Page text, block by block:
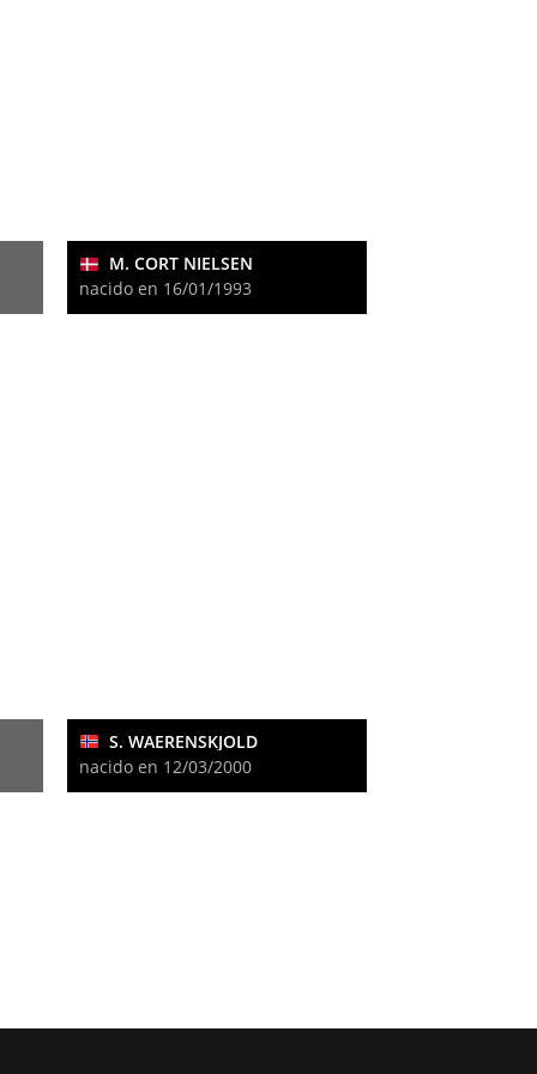
M. CORT NIELSEN
nacido en 16/01/1993
S. WAERENSKJOLD
nacido en 12/03/2000